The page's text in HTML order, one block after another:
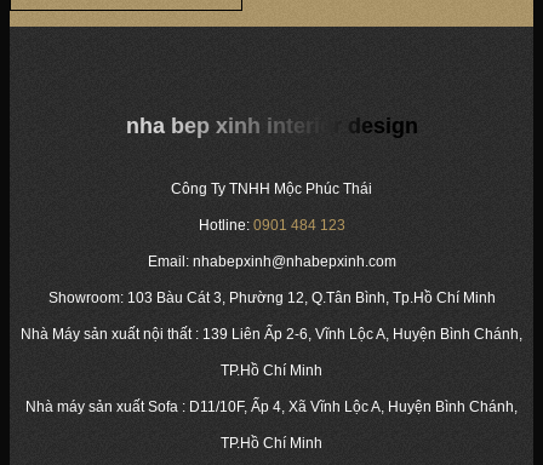
nha bep xinh interior design
Công Ty TNHH Mộc Phúc Thái
Hotline: 0901 484 123
Email: nhabepxinh@nhabepxinh.com
Showroom: 103 Bàu Cát 3, Phường 12, Q.Tân Bình, Tp.Hồ Chí Minh
Nhà Máy sản xuất nội thất : 139 Liên Ấp 2-6, Vĩnh Lộc A, Huyện Bình Chánh,
TP.Hồ Chí Minh
Nhà máy sản xuất Sofa : D11/10F, Ấp 4, Xã Vĩnh Lộc A, Huyện Bình Chánh,
TP.Hồ Chí Minh